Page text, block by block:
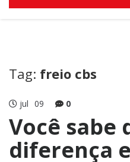
Tag: freio cbs
jul 09 0
Você sabe
diferença